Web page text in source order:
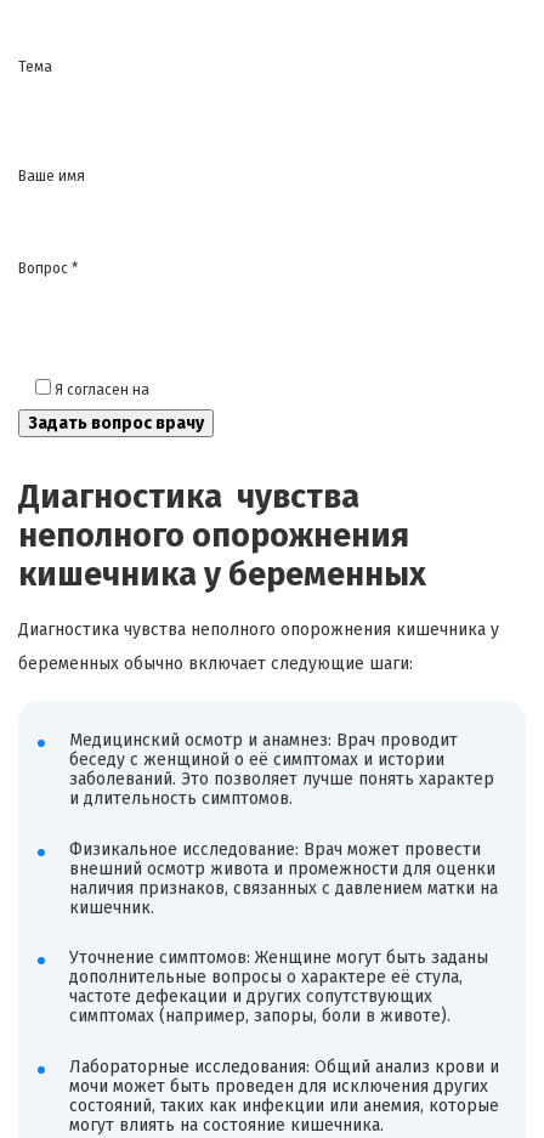
Тема
Ваше имя
Вопрос *
Я согласен на
Диагностика чувства
неполного опорожнения
кишечника у беременных
Диагностика чувства неполного опорожнения кишечника у
беременных обычно включает следующие шаги:
Медицинский осмотр и анамнез: Врач проводит
беседу с женщиной о её симптомах и истории
заболеваний. Это позволяет лучше понять характер
и длительность симптомов.
Физикальное исследование: Врач может провести
внешний осмотр живота и промежности для оценки
наличия признаков, связанных с давлением матки на
кишечник.
Уточнение симптомов: Женщине могут быть заданы
дополнительные вопросы о характере её стула,
частоте дефекации и других сопутствующих
симптомах (например, запоры, боли в животе).
Лабораторные исследования: Общий анализ крови и
мочи может быть проведен для исключения других
состояний, таких как инфекции или анемия, которые
могут влиять на состояние кишечника.